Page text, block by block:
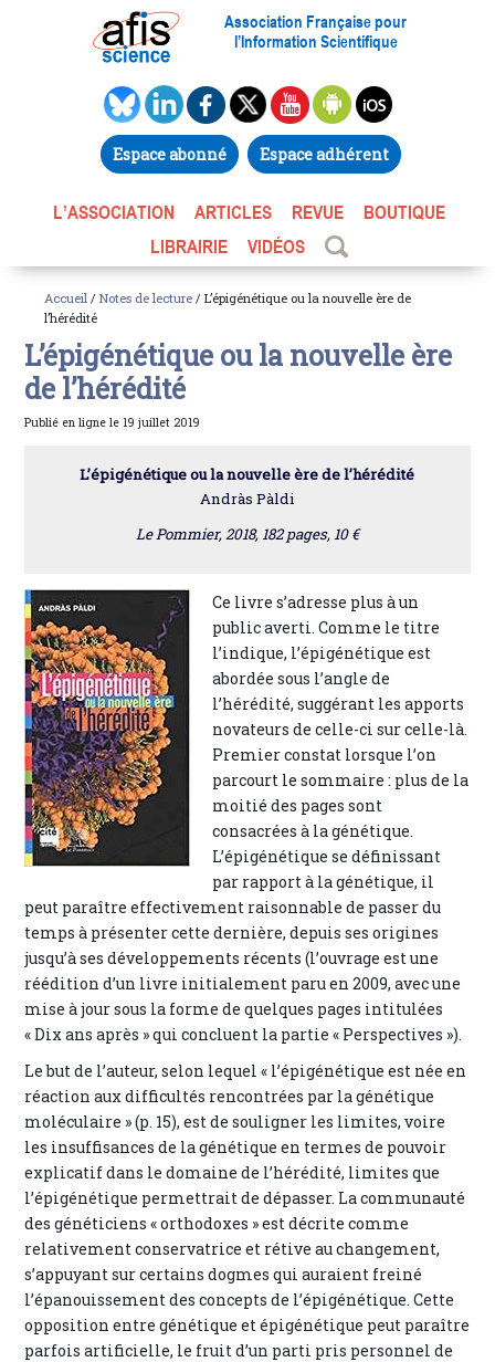
Association Française pour
l’Information Scientifique
Espace abonné Espace adhérent
L’ASSOCIATION ARTICLES REVUE
BOUTIQUE
LIBRAIRIE
VIDÉOS
Accueil / Notes de lecture / L’épigénétique ou la nouvelle ère de
l’hérédité
L’épigénétique ou la nouvelle ère
de l’hérédité
Publié en ligne le 19 juillet 2019
L’épigénétique ou la nouvelle ère de l’hérédité
Andràs Pàldi
Le Pommier, 2018, 182 pages, 10 €
Ce livre s’adresse plus à un
public averti. Comme le titre
l’indique, l’épigénétique est
abordée sous l’angle de
l’hérédité, suggérant les apports
novateurs de celle-ci sur celle-là.
Premier constat lorsque l’on
parcourt le sommaire : plus de la
moitié des pages sont
consacrées à la génétique.
L’épigénétique se définissant
par rapport à la génétique, il
peut paraître effectivement raisonnable de passer du
temps à présenter cette dernière, depuis ses origines
jusqu’à ses développements récents (l’ouvrage est une
réédition d’un livre initialement paru en 2009, avec une
mise à jour sous la forme de quelques pages intitulées
« Dix ans après » qui concluent la partie « Perspectives »).
Le but de l’auteur, selon lequel « l’épigénétique est née en
réaction aux difficultés rencontrées par la génétique
moléculaire » (p. 15), est de souligner les limites, voire
les insuffisances de la génétique en termes de pouvoir
explicatif dans le domaine de l’hérédité, limites que
l’épigénétique permettrait de dépasser. La communauté
des généticiens « orthodoxes » est décrite comme
relativement conservatrice et rétive au changement,
s’appuyant sur certains dogmes qui auraient freiné
l’épanouissement des concepts de l’épigénétique. Cette
opposition entre génétique et épigénétique peut paraître
parfois artificielle, le fruit d’un parti pris personnel de